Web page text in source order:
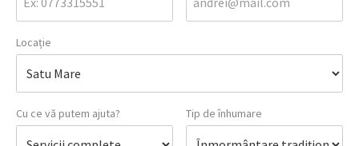
Locație
Cu ce vă putem ajuta? Tip de înhumare